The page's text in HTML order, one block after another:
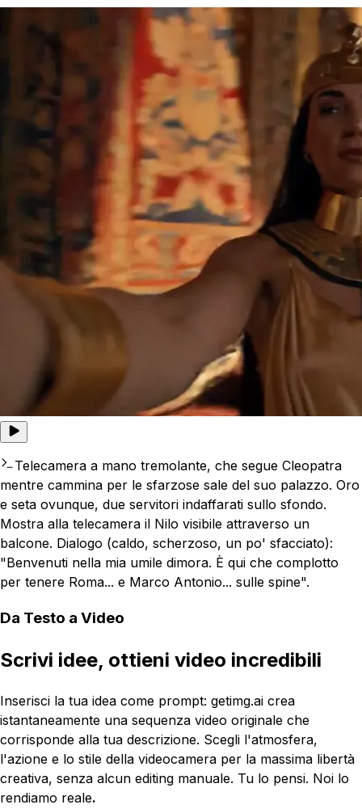
Telecamera a mano tremolante, che segue Cleopatra
mentre cammina per le sfarzose sale del suo palazzo. Oro
e seta ovunque, due servitori indaffarati sullo sfondo.
Mostra alla telecamera il Nilo visibile attraverso un
balcone. Dialogo (caldo, scherzoso, un po' sfacciato):
"Benvenuti nella mia umile dimora. È qui che complotto
per tenere Roma... e Marco Antonio... sulle spine".
Da Testo a Video
Scrivi idee, ottieni video incredibili
Inserisci la tua idea come prompt: getimg.ai crea
istantaneamente una sequenza video originale che
corrisponde alla tua descrizione. Scegli l'atmosfera,
l'azione e lo stile della videocamera per la massima libertà
creativa, senza alcun editing manuale. Tu lo pensi. Noi lo
rendiamo reale.